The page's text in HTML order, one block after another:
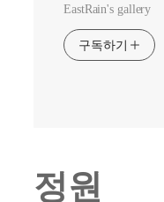
EastRain's gallery
구독하기
정원